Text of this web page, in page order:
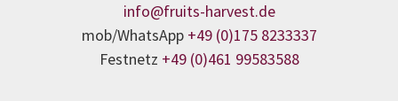
info@fruits-harvest.de
mob/WhatsApp +49 (0)175 8233337
Festnetz +49 (0)461 99583588